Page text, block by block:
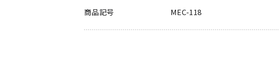
商品記号 MEC-118